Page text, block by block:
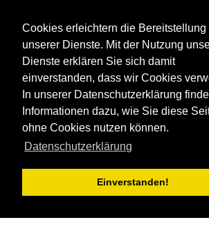
Cookies erleichtern die Bereitstellung
unserer Dienste. Mit der Nutzung
Dienste erklären Sie sich damit
einverstanden, dass wir Cookies
In unserer Datenschutzerklärung
Informationen dazu, wie Sie diese
ohne Cookies nutzen können.
Datenschutzerklärung
Einverstanden!